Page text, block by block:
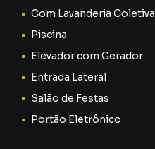
Reservas
Manutenção
Com Lavanderia Coletiva
Piscina
Elevador com Gerador
Entrada Lateral
Salão de Festas
Portão Eletrônico